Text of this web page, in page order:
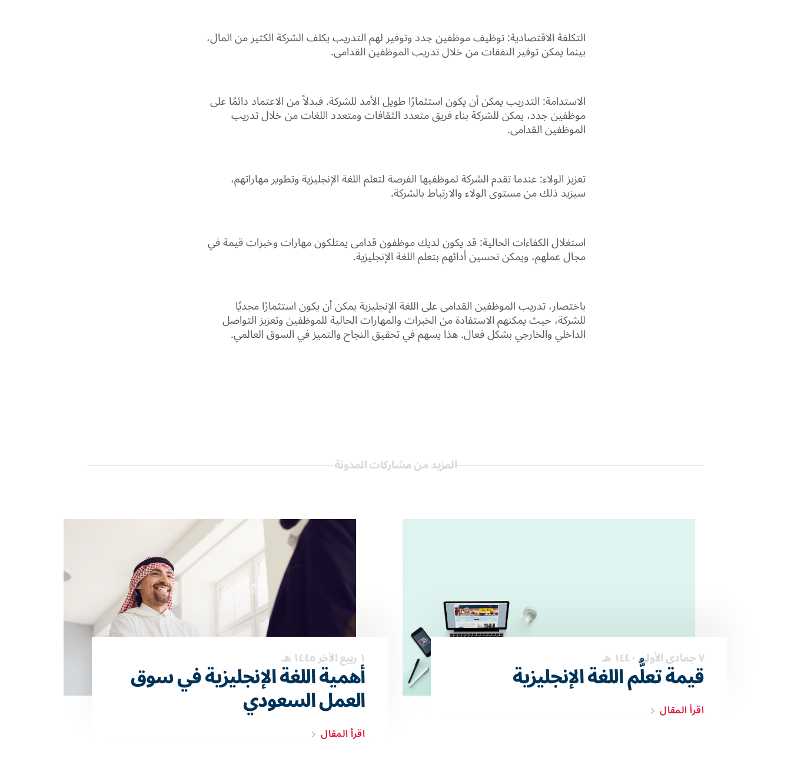
التكلفة الاقتصادية: توظيف موظفين جدد وتوفير لهم التدريب يكلف الشركة الكثير من المال،
بينما يمكن توفير النفقات من خلال تدريب الموظفين القدامى.
الاستدامة: التدريب يمكن أن يكون استثمارًا طويل الأمد للشركة. فبدلاً من الاعتماد دائمًا على
موظفين جدد، يمكن للشركة بناء فريق متعدد الثقافات ومتعدد اللغات من خلال تدريب
الموظفين القدامى.
تعزيز الولاء: عندما تقدم الشركة لموظفيها الفرصة لتعلم اللغة الإنجليزية وتطوير مهاراتهم،
سيزيد ذلك من مستوى الولاء والارتباط بالشركة.
استغلال الكفاءات الحالية: قد يكون لديك موظفون قدامى يمتلكون مهارات وخبرات قيمة في
مجال عملهم، ويمكن تحسين أدائهم بتعلم اللغة الإنجليزية.
باختصار، تدريب الموظفين القدامى على اللغة الإنجليزية يمكن أن يكون استثمارًا مجديًا
للشركة، حيث يمكنهم الاستفادة من الخبرات والمهارات الحالية للموظفين وتعزيز التواصل
الداخلي والخارجي بشكل فعال. هذا يسهم في تحقيق النجاح والتميز في السوق العالمي.
المزيد من مشاركات المدونة
٧ جمادى الأولى ١٤٤٠ هـ
قيمة تعلُّم اللغة الإنجليزية
اقرأ المقال
١ ربيع الآخر ١٤٤٥ هـ
أهمية اللغة الإنجليزية في سوق
العمل السعودي
اقرأ المقال